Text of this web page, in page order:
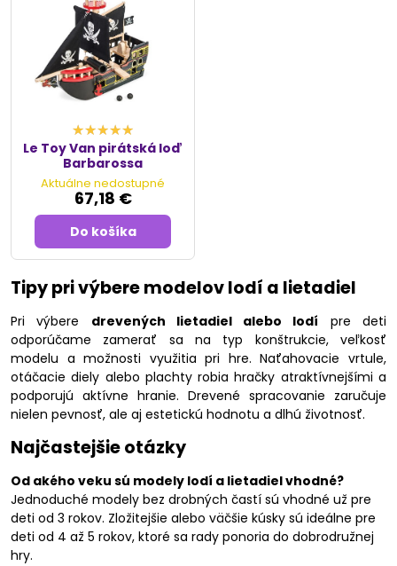
Le Toy Van pirátská loď
Barbarossa
Aktuálne nedostupné
67,18 €
Do košíka
Tipy pri výbere modelov lodí a lietadiel
Pri výbere drevených lietadiel alebo lodí pre deti
odporúčame zamerať sa na typ konštrukcie, veľkosť
modelu a možnosti využitia pri hre. Naťahovacie vrtule,
otáčacie diely alebo plachty robia hračky atraktívnejšími a
podporujú aktívne hranie. Drevené spracovanie zaručuje
nielen pevnosť, ale aj estetickú hodnotu a dlhú životnosť.
Najčastejšie otázky
Od akého veku sú modely lodí a lietadiel vhodné?
Jednoduché modely bez drobných častí sú vhodné už pre
deti od 3 rokov. Zložitejšie alebo väčšie kúsky sú ideálne pre
deti od 4 až 5 rokov, ktoré sa rady ponoria do dobrodružnej
hry.